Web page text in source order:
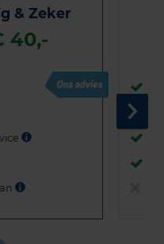
& Zeker
40,-